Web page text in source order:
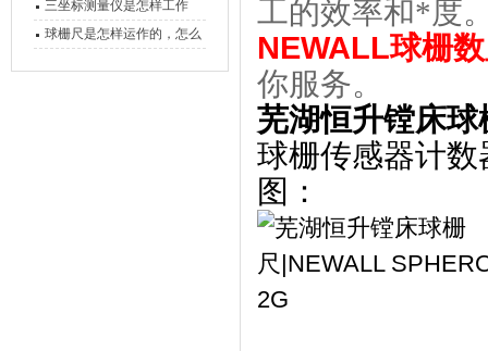
备工作？
三坐标测量仪是怎样工作
的，功能有什么优势？
球栅尺是怎样运作的，怎么
工的效率和*度
NEWALL球栅
你服务。
芜湖恒升镗床
球栅传感器计
图：